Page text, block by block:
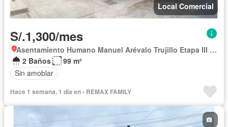
Local Comercial
S/.1,300/mes
Asentamiento Humano Manuel Arévalo Trujillo Etapa III Parcela B, La Esperanza
2 Baños
99 m²
Sin amoblar
Hace 1 semana, 1 día en - REMAX FAMILY